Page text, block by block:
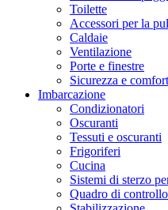
Toilette
Accessori per la
Caldaie
Ventilazione
Porte e finestre
Sicurezza e
Imbarcazione
Condizionatori
Oscuranti
Tessuti e oscuranti
Frigoriferi
Cucina
Sistemi di sterzo
Quadro di